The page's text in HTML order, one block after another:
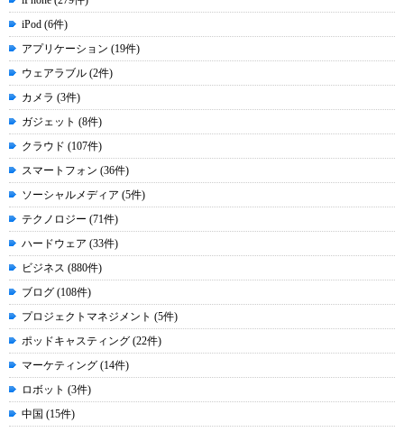
iPod (6件)
アプリケーション (19件)
ウェアラブル (2件)
カメラ (3件)
ガジェット (8件)
クラウド (107件)
スマートフォン (36件)
ソーシャルメディア (5件)
テクノロジー (71件)
ハードウェア (33件)
ビジネス (880件)
ブログ (108件)
プロジェクトマネジメント (5件)
ポッドキャスティング (22件)
マーケティング (14件)
ロボット (3件)
中国 (15件)